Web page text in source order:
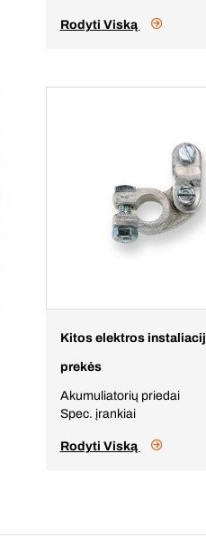
Rodyti Viską
Kitos elektros
prekės
Akumuliatorių priedai
Spec. įrankiai
Rodyti Viską